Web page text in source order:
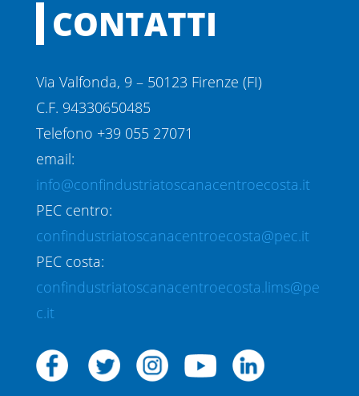
CONTATTI
Via Valfonda, 9 – 50123 Firenze (FI)
C.F. 94330650485
Telefono +39 055 27071
email:
info@confindustriatoscanacentroecosta.it
PEC centro:
confindustriatoscanacentroecosta@pec.it
PEC costa:
confindustriatoscanacentroecosta.lims@pe
c.it